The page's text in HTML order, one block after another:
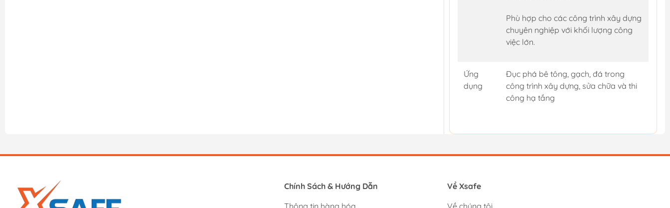
Phù hợp cho các công trình xây dựng
chuyên nghiệp với khối lượng công
việc lớn.
Ứng
dụng
Đục phá bê tông, gạch, đá trong
công trình xây dựng, sửa chữa và thi
công hạ tầng
Chính Sách & Hướng Dẫn
Về Xsafe